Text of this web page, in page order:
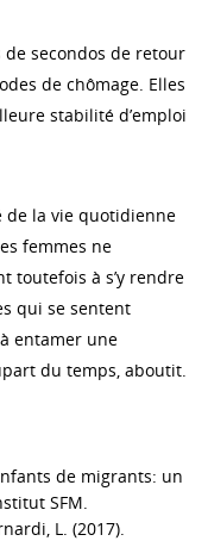
secondos de retour
de chômage. Elles
stabilité d’emploi
de la vie quotidienne
femmes ne
toutefois à s’y rendre
qui se sentent
entamer une
du temps, aboutit.
de migrants: un
SFM.
L. (2017).